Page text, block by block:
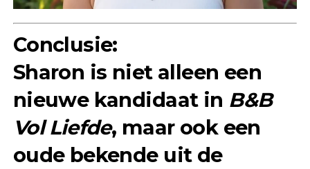
Conclusie:
Sharon is niet alleen een
nieuwe kandidaat in B&B
Vol Liefde, maar ook een
oude bekende uit de